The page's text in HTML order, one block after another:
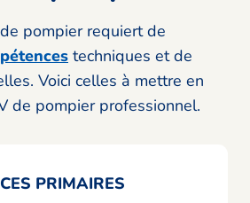
pompier requiert de
techniques et de
Voici celles à mettre en
de pompier professionnel.
PRIMAIRES